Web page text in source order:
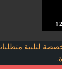
لتلبية